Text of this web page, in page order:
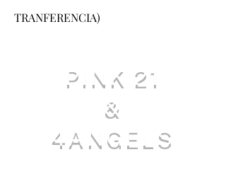
TRANFERENCIA)
PINK 21
&
4ANGELS